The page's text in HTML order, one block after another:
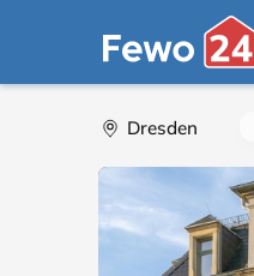
Dresden